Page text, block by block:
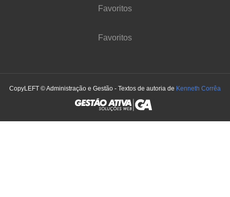
Favoritos
Favoritos
CopyLEFT © Administração e Gestão - Textos de autoria de Kenneth Corrêa